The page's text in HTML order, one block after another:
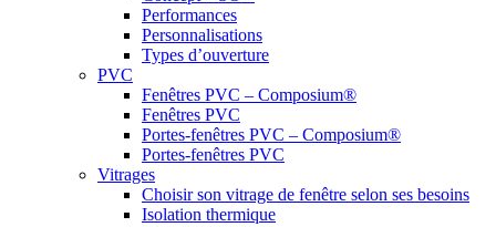
Performances
Personnalisations
Types d’ouverture
PVC
Fenêtres PVC – Composium®
Fenêtres PVC
Portes-fenêtres PVC – Composium®
Portes-fenêtres PVC
Vitrages
Choisir son vitrage de fenêtre selon ses besoins
Isolation thermique